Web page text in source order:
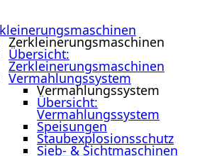
Zerkleinerungs­maschinen
Übersicht:
Zerkleinerungsmaschinen
Vermahlungssystem
Vermahlungssystem
Übersicht:
Vermahlungssystem
Speisungen
Staubexplosionsschutz
Sieb- & Sichtmaschinen